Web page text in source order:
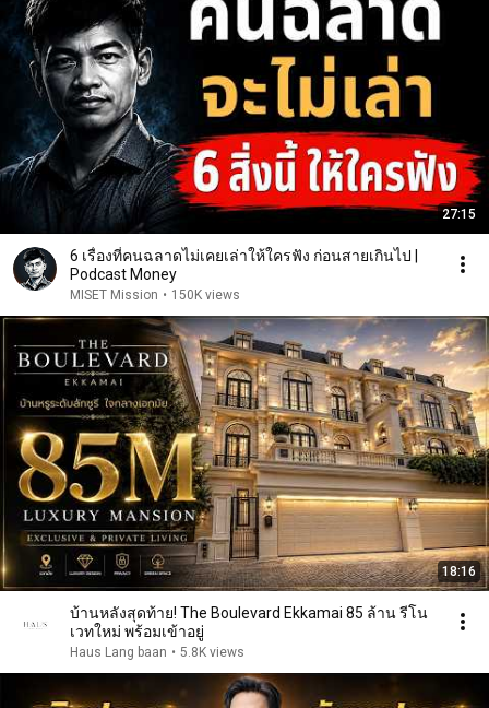
27:15
6 เรื่องที่คนฉลาดไม่เคยเล่าให้ใครฟัง ก่อนสายเกินไป |
Podcast Money
MISET Mission • 150K views
18:16
บ้านหลังสุดท้าย! The Boulevard Ekkamai 85 ล้าน รีโน
เวทใหม่ พร้อมเข้าอยู่
Haus Lang baan • 5.8K views